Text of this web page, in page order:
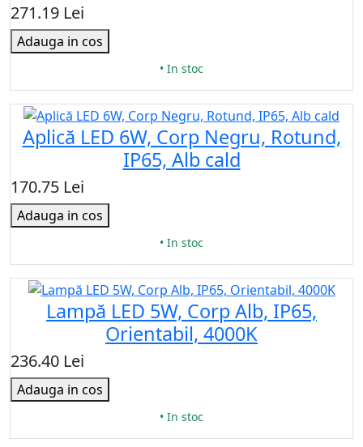
271.19 Lei
Adauga in cos
• In stoc
Aplică LED 6W, Corp Negru, Rotund,
IP65, Alb cald
170.75 Lei
Adauga in cos
• In stoc
Lampă LED 5W, Corp Alb, IP65,
Orientabil, 4000K
236.40 Lei
Adauga in cos
• In stoc